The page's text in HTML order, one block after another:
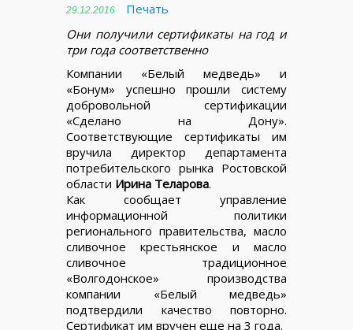
29.12.2016
Печать
Они получили сертификаты на год и
три года соответственно
Компании «Белый медведь» и
«Бонум» успешно прошли систему
добровольной сертификации
«Сделано на Дону».
Соответствующие сертификаты им
вручила директор департамента
потребительского рынка Ростовской
области Ирина Теларова.
Как сообщает управление
информационной политики
регионального правительства, масло
сливочное крестьянское и масло
сливочное традиционное
«Волгодонское» производства
компании «Белый медведь»
подтвердили качество повторно.
Сертификат им вручен еще на 3 года.